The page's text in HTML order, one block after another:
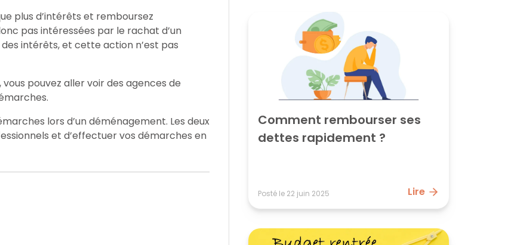
plus d’intérêts et remboursez
pas intéressées par le rachat d’un
intérêts, et cette action n’est pas
pouvez aller voir des agences de
lors d’un déménagement. Les deux
et d’effectuer vos démarches en
Comment rembourser ses
dettes rapidement ?
Posté le 22 juin 2025 Lire